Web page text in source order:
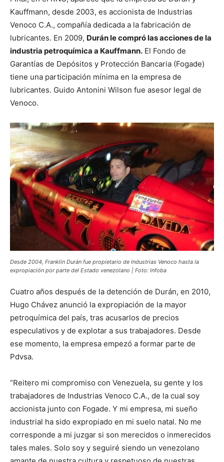
Kauffmann, desde 2003, es accionista de Industrias
Venoco C.A., compañía dedicada a la fabricación de
lubricantes. En 2009, Durán le compró las acciones de la
industria petroquímica a Kauffmann. El Fondo de
Garantías de Depósitos y Protección Bancaria (Fogade)
tiene una participación mínima en la empresa de
lubricantes. Guido Antonini Wilson fue asesor legal de
Venoco.
Desde 2004, Franklin Durán fue propietario de Industrias Venoco hasta la
expropiación por parte del Estado venezolano | Foto: Infoba
Cuatro años después de la detención de Durán, en 2010,
Hugo Chávez anunció la expropiación de la mayor
petroquímica del país, tras acusarlos de precios
especulativos y de explotar a sus trabajadores. Desde
ese momento, la empresa empezó a formar parte de
Pdvsa.
“Reitero mi compromiso con Venezuela, su gente y los
trabajadores de Industrias Venoco C.A., de la cual soy
accionista junto con Fogade. Y mi empresa, mi sueño
industrial ha sido expropiado en mi suelo natal. No me
corresponde a mi juzgar si son merecidos o inmerecidos
tales males. Solo soy y seguiré siendo un venezolano